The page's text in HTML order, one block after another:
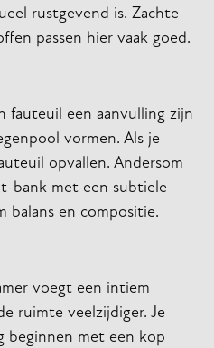
rustgevend is. Zachte
passen hier vaak goed.
fauteuil een aanvulling zijn
vormen. Als je
opvallen. Andersom
bank met een subtiele
balans en compositie.
voegt een intiem
ruimte veelzijdiger. Je
beginnen met een kop